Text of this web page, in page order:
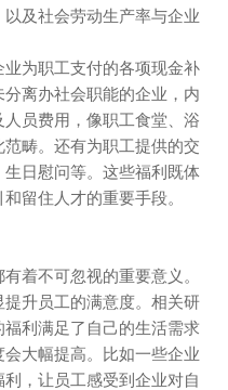
及社会劳动生产率与企业
为职工支付的各项现金补
离办社会职能的企业，内
员费用，像职工食堂、浴
畴。还有为职工提供的交
日慰问等。这些福利既体
留住人才的重要手段。
着不可忽视的重要意义。
升员工的满意度。相关研
利满足了自己的生活需求
大幅提高。比如一些企业
，让员工感受到企业对自